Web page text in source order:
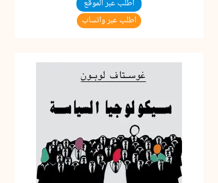
اطلب عبر الموقع
اطلب عبر واتساب